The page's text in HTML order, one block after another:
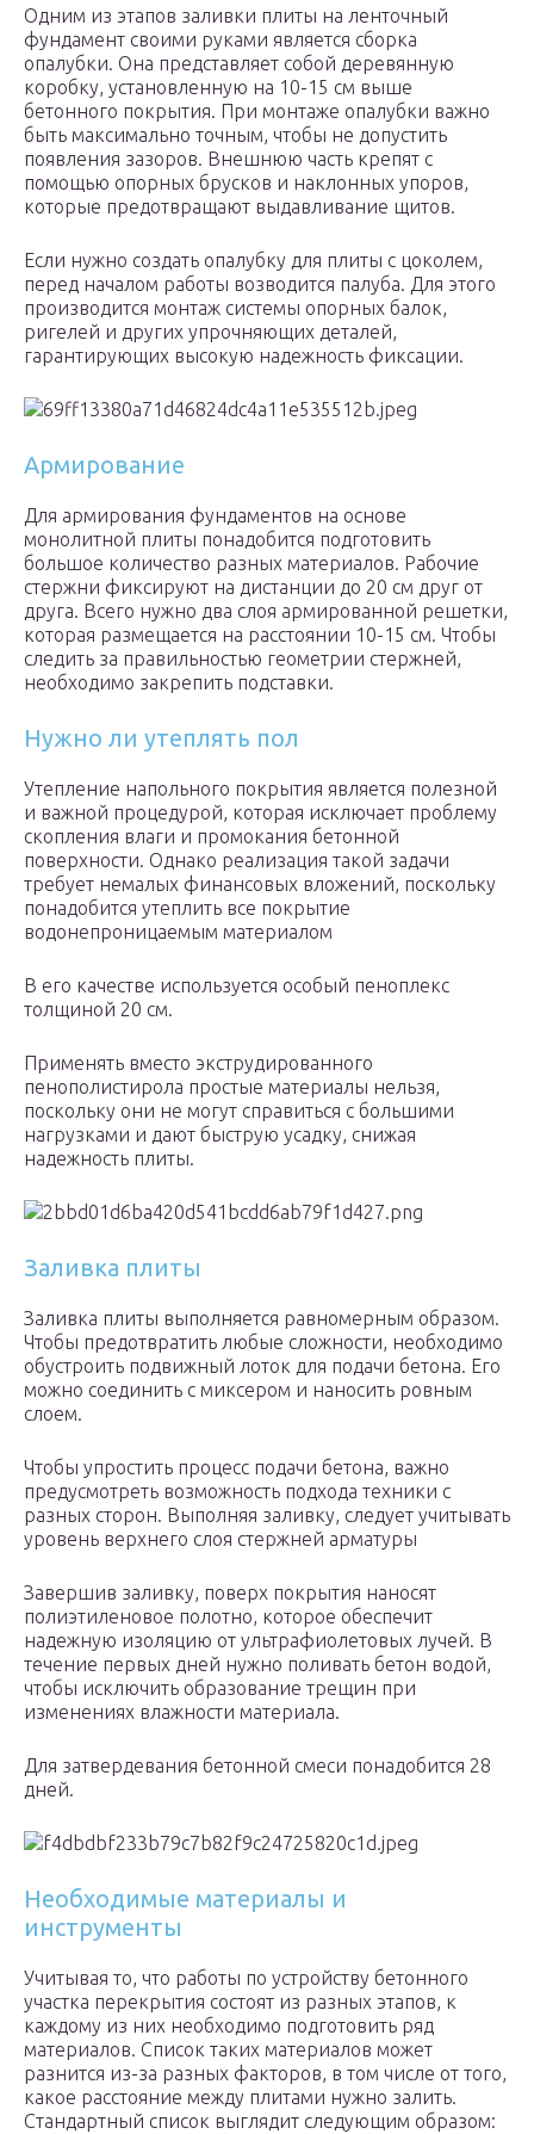
Одним из этапов заливки плиты на ленточный
фундамент своими руками является сборка
опалубки. Она представляет собой деревянную
коробку, установленную на 10-15 см выше
бетонного покрытия. При монтаже опалубки важно
быть максимально точным, чтобы не допустить
появления зазоров. Внешнюю часть крепят с
помощью опорных брусков и наклонных упоров,
которые предотвращают выдавливание щитов.
Если нужно создать опалубку для плиты с цоколем,
перед началом работы возводится палуба. Для этого
производится монтаж системы опорных балок,
ригелей и других упрочняющих деталей,
гарантирующих высокую надежность фиксации.
Армирование
Для армирования фундаментов на основе
монолитной плиты понадобится подготовить
большое количество разных материалов. Рабочие
стержни фиксируют на дистанции до 20 см друг от
друга. Всего нужно два слоя армированной решетки,
которая размещается на расстоянии 10-15 см. Чтобы
следить за правильностью геометрии стержней,
необходимо закрепить подставки.
Нужно ли утеплять пол
Утепление напольного покрытия является полезной
и важной процедурой, которая исключает проблему
скопления влаги и промокания бетонной
поверхности. Однако реализация такой задачи
требует немалых финансовых вложений, поскольку
понадобится утеплить все покрытие
водонепроницаемым материалом
В его качестве используется особый пеноплекс
толщиной 20 см.
Применять вместо экструдированного
пенополистирола простые материалы нельзя,
поскольку они не могут справиться с большими
нагрузками и дают быструю усадку, снижая
надежность плиты.
Заливка плиты
Заливка плиты выполняется равномерным образом.
Чтобы предотвратить любые сложности, необходимо
обустроить подвижный лоток для подачи бетона. Его
можно соединить с миксером и наносить ровным
слоем.
Чтобы упростить процесс подачи бетона, важно
предусмотреть возможность подхода техники с
разных сторон. Выполняя заливку, следует учитывать
уровень верхнего слоя стержней арматуры
Завершив заливку, поверх покрытия наносят
полиэтиленовое полотно, которое обеспечит
надежную изоляцию от ультрафиолетовых лучей. В
течение первых дней нужно поливать бетон водой,
чтобы исключить образование трещин при
изменениях влажности материала.
Для затвердевания бетонной смеси понадобится 28
дней.
Необходимые материалы и
инструменты
Учитывая то, что работы по устройству бетонного
участка перекрытия состоят из разных этапов, к
каждому из них необходимо подготовить ряд
материалов. Список таких материалов может
разнится из-за разных факторов, в том числе от того,
какое расстояние между плитами нужно залить.
Стандартный список выглядит следующим образом: